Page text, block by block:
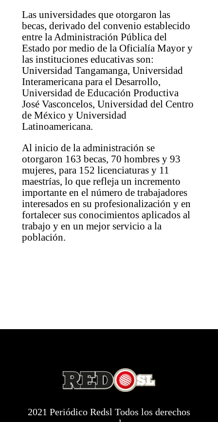
Las universidades que otorgaron las
becas, derivado del convenio establecido
entre la Administración Pública del
Estado por medio de la Oficialía Mayor y
las instituciones educativas son:
Universidad Tangamanga, Universidad
Interamericana para el Desarrollo,
Universidad de Educación Productiva
José Vasconcelos, Universidad del Centro
de México y Universidad
Latinoamericana.
Al inicio de la administración se
otorgaron 163 becas, 70 hombres y 93
mujeres, para 152 licenciaturas y 11
maestrías, lo que refleja un incremento
importante en el número de trabajadores
interesados en su profesionalización y en
fortalecer sus conocimientos aplicados al
trabajo y en un mejor servicio a la
población.
2021 Periódico Redsl Todos los derechos